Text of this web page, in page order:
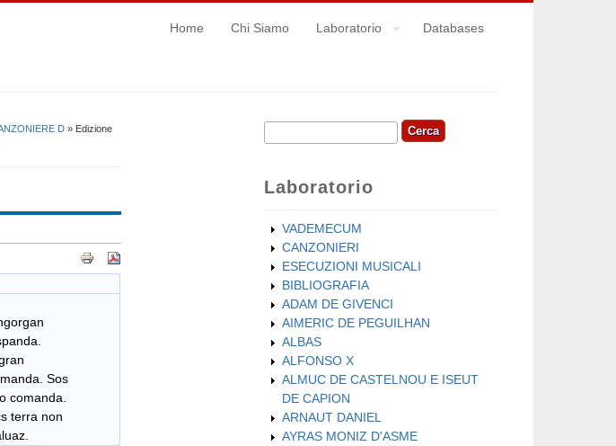
Home Chi Siamo Laboratorio Databases
D » Edizione
Sos
comanda.
terra non
Form di ricerca
Cerca
Laboratorio
VADEMECUM
CANZONIERI
ESECUZIONI MUSICALI
BIBLIOGRAFIA
ADAM DE GIVENCI
AIMERIC DE PEGUILHAN
ALBAS
ALFONSO X
ALMUC DE CASTELNOU E ISEUT
DE CAPION
ARNAUT DANIEL
AYRAS MONIZ D'ASME